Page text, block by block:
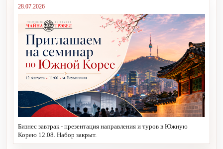
28.07.2026
Бизнес завтрак - презентация направления и туров в Южную
Корею 12.08. Набор закрыт.